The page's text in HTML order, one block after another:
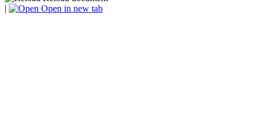
|
Open in new tab